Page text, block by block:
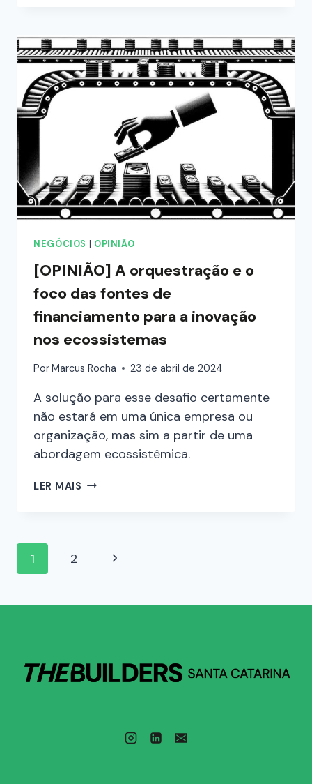
NEGÓCIOS | OPINIÃO
[OPINIÃO] A orquestração e o
foco das fontes de
financiamento para a inovação
nos ecossistemas
PorMarcus Rocha 23 de abril de 2024
A solução para esse desafio certamente
não estará em uma única empresa ou
organização, mas sim a partir de uma
abordagem ecossistêmica.
LER MAIS
1 2